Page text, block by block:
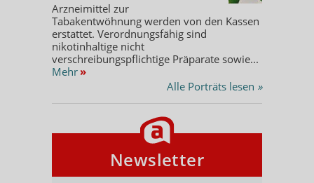
Arzneimittel zur
Tabakentwöhnung werden von den Kassen
erstattet. Verordnungsfähig sind
nikotinhaltige nicht
verschreibungspflichtige Präparate sowie...
Mehr »
Alle Porträts lesen »
Newsletter